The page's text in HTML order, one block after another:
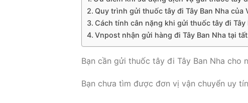
Quy trình gửi thuốc tây đi Tây Ban Nha của
Cách tính cân nặng khi gửi thuốc tây đi Tây
Vnpost nhận gửi hàng đi Tây Ban Nha tại
Bạn cần gửi thuốc tây đi Tây Ban Nha cho
Bạn chưa tìm được đơn vị vận chuyển uy